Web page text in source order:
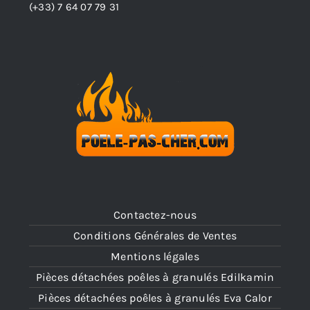
Contactez-nous
Conditions Générales de Ventes
Mentions légales
Pièces détachées poêles à granulés Edilkamin
Pièces détachées poêles à granulés Eva Calor
(+33)7 64 07 79 31